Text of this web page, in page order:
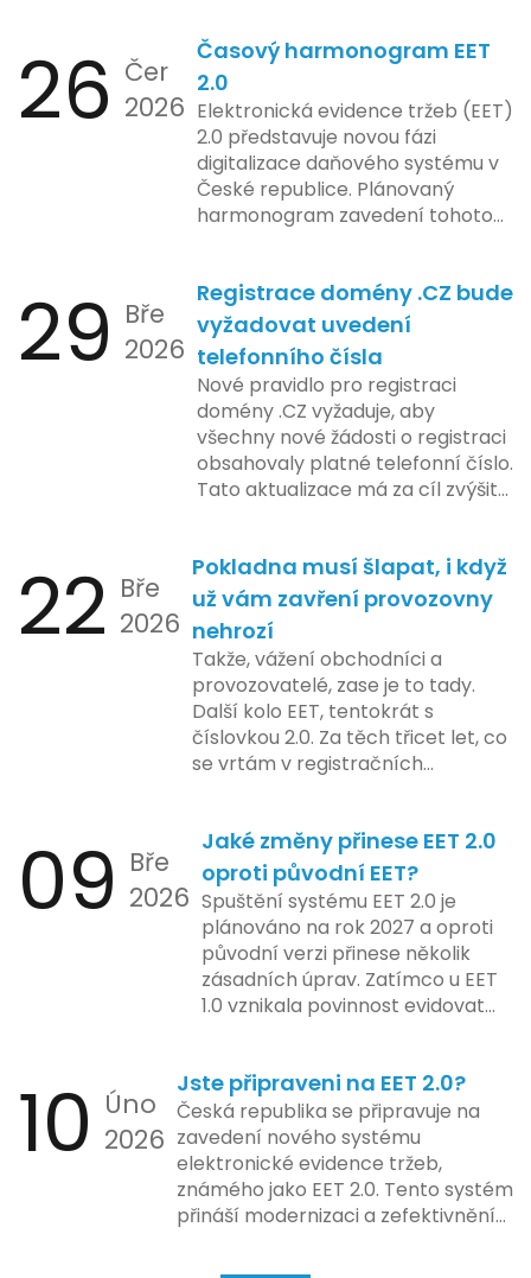
podniky s náročnými účetními
procesy.
26 Čer
2026
Časový harmonogram EET
2.0
Elektronická evidence tržeb (EET)
2.0 představuje novou fázi
digitalizace daňového systému v
České republice. Plánovaný
harmonogram zavedení tohoto
zahrnuje přípravu technické
platformy a legislativních změn,
které by měly být předloženy do
konce tohoto roku. Očekává se,
že tato fáze umožní adaptaci
systémů a rozšíření podpory pro
podnikatele, přičemž všechny
potřebné technologie by měly
být dostupné k testování v rámci
plánovaná na první pololetí
následujícího roku, je zaměřena
na školení a edukaci uživatelů,
včetně přípravy materiálů a
školení pro zaměstnavatele a
účetní firmy. V této fázi dojde
také k oficiálnímu spuštění
systému pro vybrané segmenty
podnikání. Třetí a konečná fáze
integraci systému EET 2.0 do
praxe, s povinností prodejců
zapojit se do nového systému,
včetně zvýšeného dohledu nad
dodržováním pravidel.
29 Bře
2026
Registrace domény .CZ bude
vyžadovat uvedení
telefonního čísla
Nové pravidlo pro registraci
domény .CZ vyžaduje, aby
všechny nové žádosti o registraci
obsahovaly platné telefonní číslo.
Tato aktualizace má za cíl zvýšit
České republice. Povinnost uvést
telefonní číslo se týká všech
nově registrovaných domén, a
také může ovlivnit stávající
majitele domén při aktualizaci
jejich údajů.
22 Bře
2026
Pokladna musí šlapat, i když
už vám zavření provozovny
nehrozí
Takže, vážení obchodníci a
provozovatelé, zase je to tady.
Další kolo EET, tentokrát s
číslovkou 2.0. Za těch třicet let, co
se vrtám v registračních
pokladen, co se občas zasekly, až
po ty nejmodernější dotykové
systémy, co umí pomalu i kafe
uvařit. A jedno vím jistě: legislativa
se mění, ale základní pravidlo
zůstává – pokladna musí šlapat
jako hodinky. Jinak jsou problémy.
09 Bře
2026
Jaké změny přinese EET 2.0
oproti původní EET?
Spuštění systému EET 2.0 je
plánováno na rok 2027 a oproti
původní verzi přinese několik
zásadních úprav. Zatímco u EET
1.0 vznikala povinnost evidovat
bezhotovostní transakci – nově
se má tato povinnost odvíjet od
povahy podnikatelské činnosti a
způsobu interakce se
zákazníkem.
10 Úno
2026
Jste připraveni na EET 2.0?
Česká republika se připravuje na
zavedení nového systému
elektronické evidence tržeb,
známého jako EET 2.0. Tento systém
přináší modernizaci a zefektivnění